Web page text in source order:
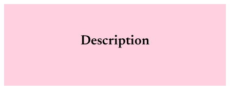
Description